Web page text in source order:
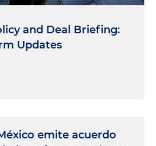
and Deal Briefing:
Updates
emite acuerdo